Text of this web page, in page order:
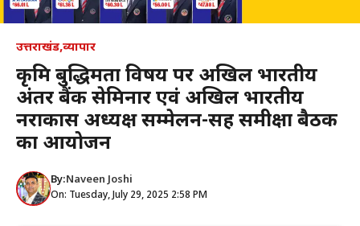
उत्तराखंड,व्यापार
कृत्रिम बुद्धिमता विषय पर अखिल भारतीय
अंतर बैंक सेमिनार एवं अखिल भारतीय
नराकास अध्यक्ष सम्मेलन-सह समीक्षा बैठक
का आयोजन
By:Naveen Joshi
On: Tuesday, July 29, 2025 2:58 PM